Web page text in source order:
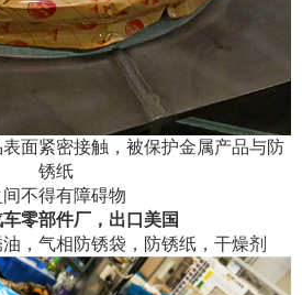
面紧密接触，被保护金属产品与防
锈纸
间不得有障碍物
零部件厂，出口美国
，气相防锈袋，防锈纸，干燥剂